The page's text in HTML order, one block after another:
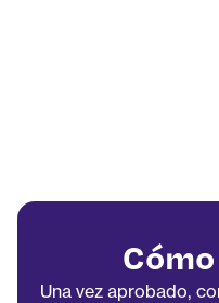
Una vez aprobado,